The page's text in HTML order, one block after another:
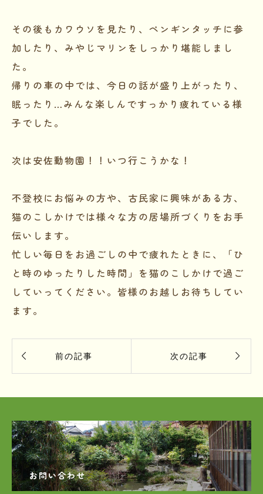
その後もカワウソを見たり、ペンギンタッチに参
加したり、みやじマリンをしっかり堪能しまし
た。
帰りの車の中では、今日の話が盛り上がったり、
眠ったり…みんな楽しんですっかり疲れている様
子でした。
次は安佐動物園！！いつ行こうかな！
不登校にお悩みの方や、古民家に興味がある方、
猫のこしかけでは様々な方の居場所づくりをお手
伝いします。
忙しい毎日をお過ごしの中で疲れたときに、「ひ
と時のゆったりした時間」を猫のこしかけで過ご
していってください。皆様のお越しお待ちしてい
ます。
 前の記事 次の記事 
お問い合わせ